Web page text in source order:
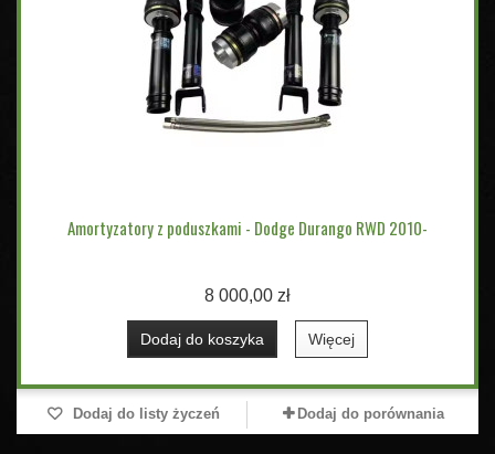
Amortyzatory z poduszkami - Dodge Durango RWD 2010-
8 000,00 zł
Dodaj do koszyka Więcej
Dodaj do listy życzeń Dodaj do porównania